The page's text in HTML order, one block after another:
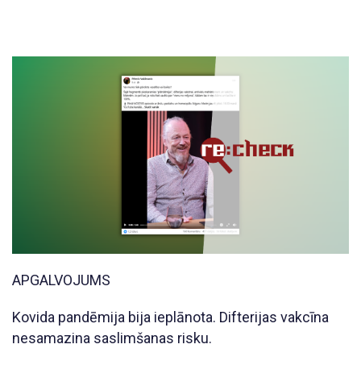
APGALVOJUMS
Kovida pandēmija bija ieplānota. Difterijas vakcīna
nesamazina saslimšanas risku.